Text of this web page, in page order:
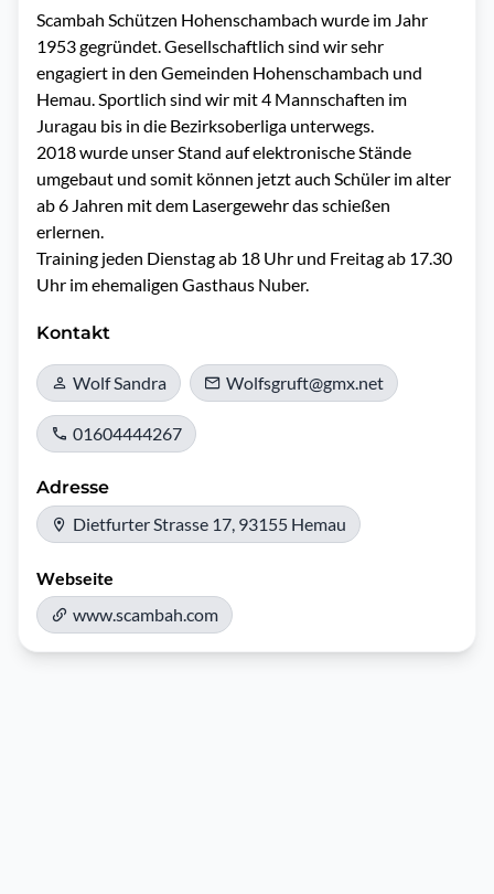
Scambah Schützen Hohenschambach wurde im Jahr
1953 gegründet. Gesellschaftlich sind wir sehr
engagiert in den Gemeinden Hohenschambach und
Hemau. Sportlich sind wir mit 4 Mannschaften im
Juragau bis in die Bezirksoberliga unterwegs.
2018 wurde unser Stand auf elektronische Stände
umgebaut und somit können jetzt auch Schüler im alter
ab 6 Jahren mit dem Lasergewehr das schießen
erlernen.
Training jeden Dienstag ab 18 Uhr und Freitag ab 17.30
Uhr im ehemaligen Gasthaus Nuber.
Kontakt
Wolf Sandra Wolfsgruft@gmx.net
01604444267
Adresse
Dietfurter Strasse 17, 93155 Hemau
Webseite
www.scambah.com